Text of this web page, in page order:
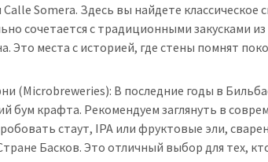
Somera. Здесь вы найдете классическое
сочетается с традиционными закусками из
Это места с историей, где стены помнят
(Microbreweries): В последние годы в
бум крафта. Рекомендуем заглянуть в
стаут, IPA или фруктовые эли,
Басков. Это отличный выбор для тех,